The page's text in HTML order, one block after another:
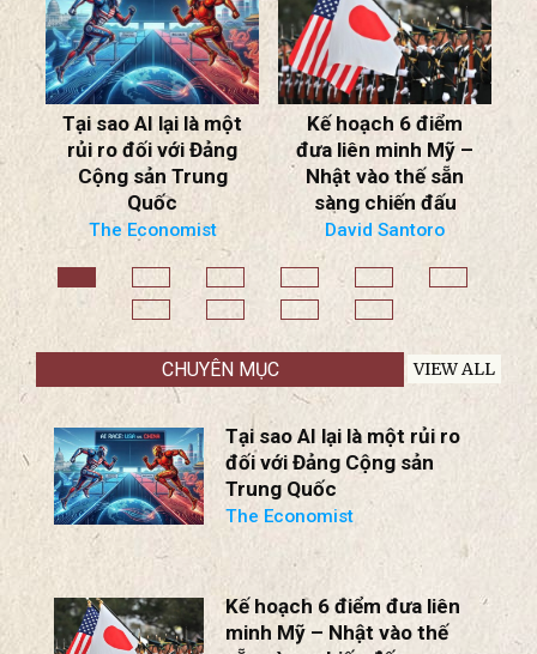
Kế hoạch 6 điểm
đưa liên minh Mỹ –
Nhật vào thế sẵn
sàng chiến đấu
David Santoro
“CỦA NGƯỜI PHÚC
TA”. . . ra “Xiêu hồn
lạc phách”.
Trần nguyên Thao
CHUYÊN MỤC VIEW ALL
Tại sao AI lại là một rủi ro
đối với Đảng Cộng sản
Trung Quốc
The Economist
Kế hoạch 6 điểm đưa liên
minh Mỹ – Nhật vào thế